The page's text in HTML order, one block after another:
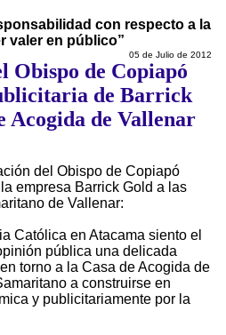
con respecto a la
valer en público”
05 de Julio de 2012
Obispo de Copiapó
de Barrick
Acogida de Vallenar
del Obispo de Copiapó
empresa Barrick Gold a las
de Vallenar:
Católica en Atacama siento el
pública una delicada
torno a la Casa de Acogida de
a construirse en
y publicitariamente por la